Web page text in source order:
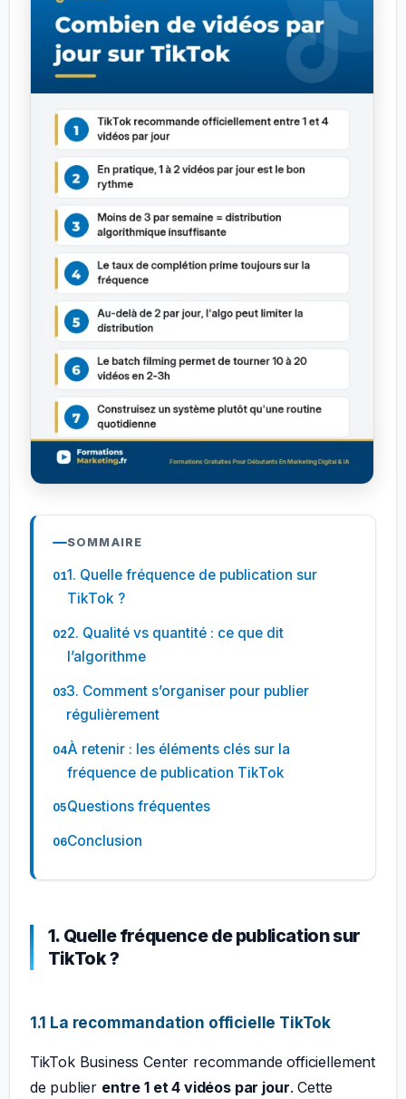
SOMMAIRE
1. Quelle fréquence de publication sur
TikTok ?
2. Qualité vs quantité : ce que dit
l’algorithme
3. Comment s’organiser pour publier
régulièrement
À retenir : les éléments clés sur la
fréquence de publication TikTok
Questions fréquentes
Conclusion
1. Quelle fréquence de publication sur
TikTok ?
1.1 La recommandation officielle TikTok
TikTok Business Center recommande officiellement
de publier entre 1 et 4 vidéos par jour. Cette